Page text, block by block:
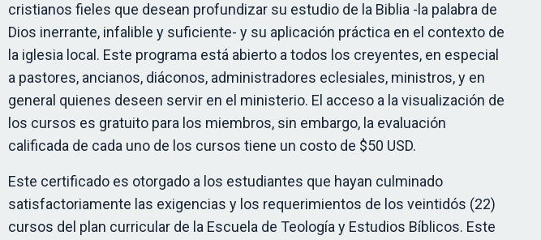
cristianos fieles que desean profundizar su estudio de la Biblia -la palabra de
Dios inerrante, infalible y suficiente- y su aplicación práctica en el contexto de
la iglesia local. Este programa está abierto a todos los creyentes, en especial
a pastores, ancianos, diáconos, administradores eclesiales, ministros, y en
general quienes deseen servir en el ministerio. El acceso a la visualización de
los cursos es gratuito para los miembros, sin embargo, la evaluación
calificada de cada uno de los cursos tiene un costo de $50 USD.
Este certificado es otorgado a los estudiantes que hayan culminado
satisfactoriamente las exigencias y los requerimientos de los veintidós (22)
cursos del plan curricular de la Escuela de Teología y Estudios Bíblicos. Este